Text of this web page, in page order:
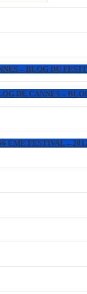
– BLOG DU
DE CANNES –
FESTIVAL –